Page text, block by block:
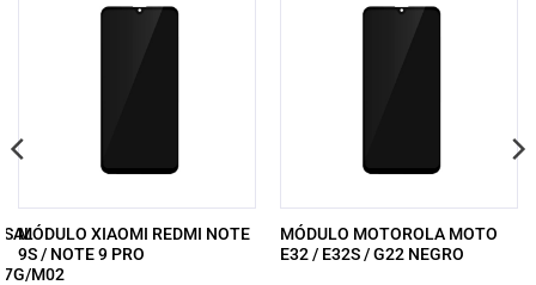
MÓDULO XIAOMI REDMI NOTE
9S / NOTE 9 PRO
MÓDULO MOTOROLA MOTO
E32 / E32S / G22 NEGRO
M02